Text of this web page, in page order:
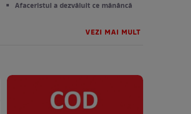
Afaceristul a dezvăluit ce mănâncă
VEZI MAI MULT